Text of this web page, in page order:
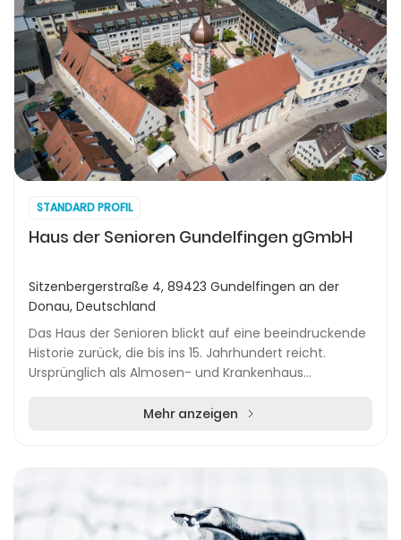
STANDARD PROFIL
Haus der Senioren Gundelfingen gGmbH
Sitzenbergerstraße 4, 89423 Gundelfingen an der
Donau, Deutschland
Das Haus der Senioren blickt auf eine beeindruckende
Historie zurück, die bis ins 15. Jahrhundert reicht.
Ursprünglich als Almosen- und Krankenhaus
Mehr anzeigen